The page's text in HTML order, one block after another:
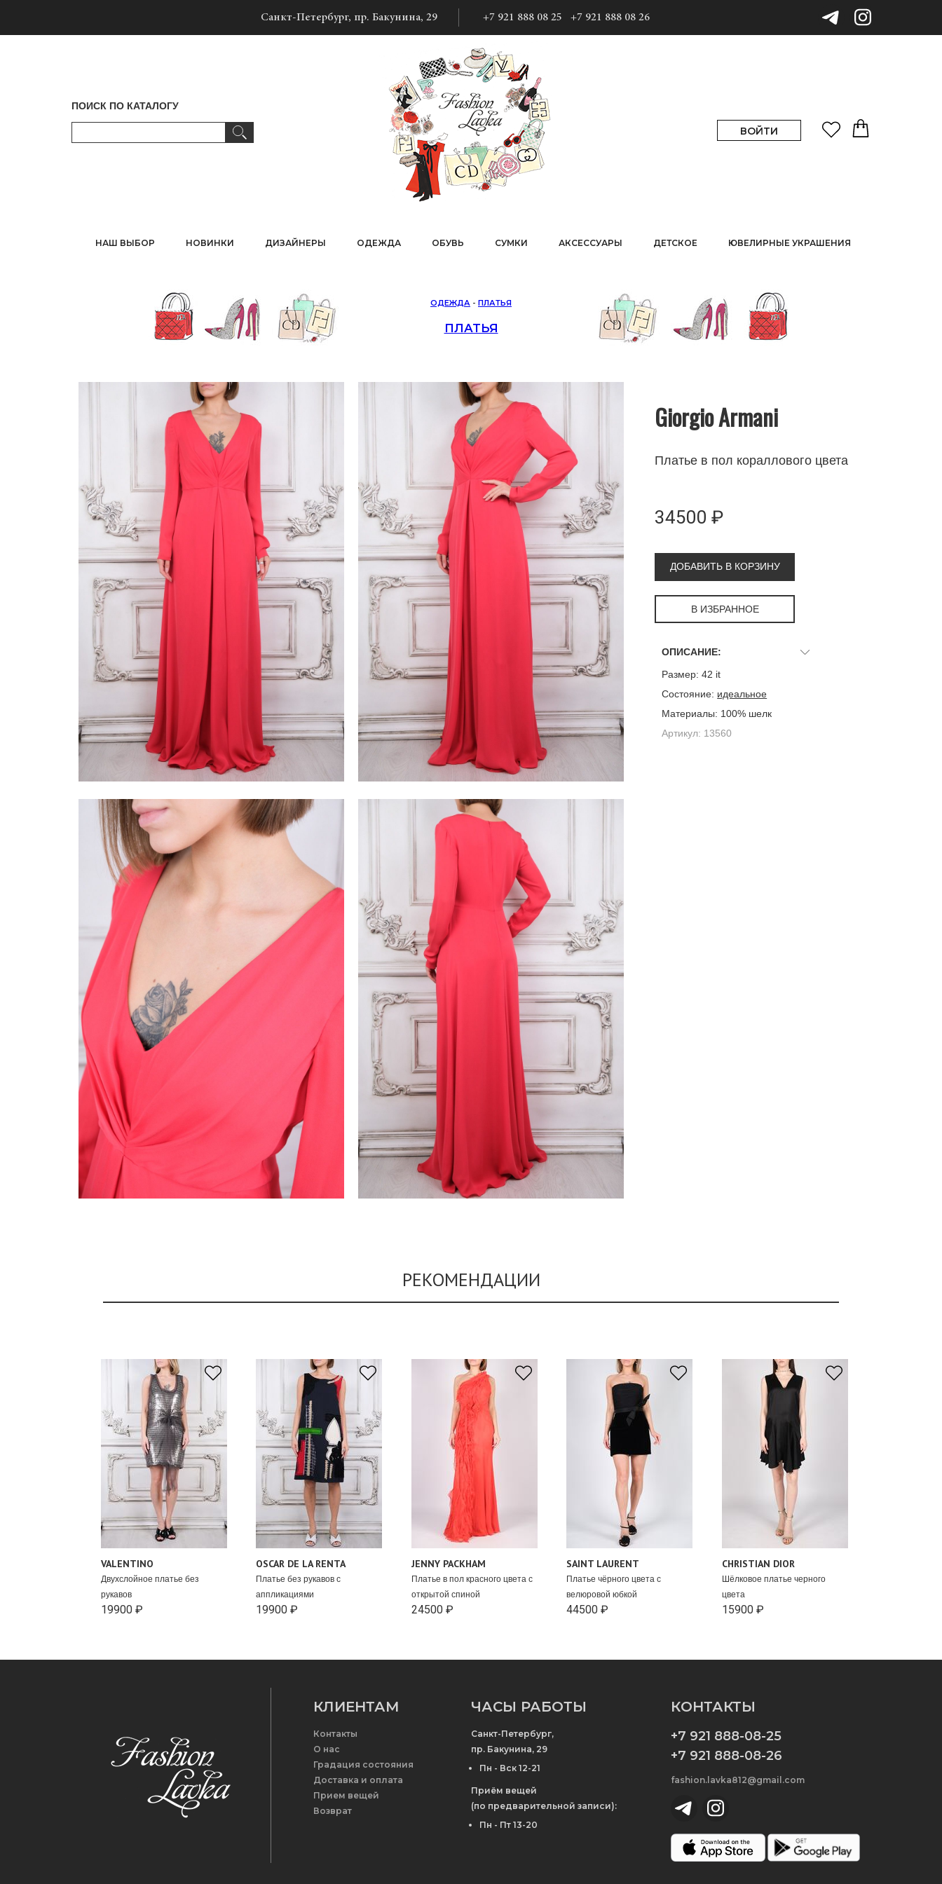
Санкт-Петербург, пр. Бакунина, 29 +7 921 888 08 25 +7 921 888 08 26
ПОИСК ПО КАТАЛОГУ
ВОЙТИ
НАШ ВЫБОР НОВИНКИ ДИЗАЙНЕРЫ ОДЕЖДА ОБУВЬ СУМКИ АКСЕССУАРЫ ДЕТСКОЕ ЮВЕЛИРНЫЕ УКРАШЕНИЯ
ОДЕЖДА - ПЛАТЬЯ
ПЛАТЬЯ
Giorgio Armani
Платье в пол кораллового цвета
34500 ₽
ДОБАВИТЬ В КОРЗИНУ
В ИЗБРАННОЕ
ОПИСАНИЕ:
Размер: 42 it
Состояние: идеальное
Материалы: 100% шелк
Артикул: 13560
РЕКОМЕНДАЦИИ
VALENTINO
Двухслойное платье без
рукавов
19900 ₽
OSCAR DE LA RENTA
Платье без рукавов с
аппликациями
19900 ₽
JENNY PACKHAM
Платье в пол красного цвета с
открытой спиной
24500 ₽
SAINT LAURENT
Платье чёрного цвета с
велюровой юбкой
44500 ₽
CHRISTIAN DIOR
Шёлковое платье черного
цвета
15900 ₽
КЛИЕНТАМ
Контакты
О нас
Градация состояния
Доставка и оплата
Прием вещей
Возврат
ЧАСЫ РАБОТЫ
Санкт-Петербург,
пр. Бакунина, 29
Пн - Вск 12-21
Приём вещей
(по предварительной записи):
Пн - Пт 13-20
КОНТАКТЫ
+7 921 888-08-25
+7 921 888-08-26
fashion.lavka812@gmail.com